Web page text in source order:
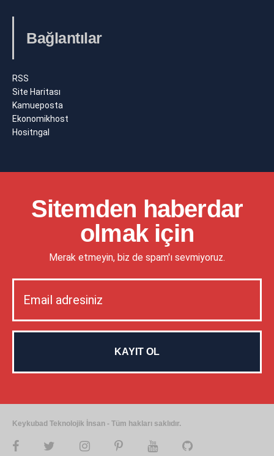
Bağlantılar
RSS
Site Haritası
Kamueposta
Ekonomikhost
Hositngal
Sitemden haberdar
olmak için
Merak etmeyin, biz de spam'ı sevmiyoruz.
Keykubad Teknolojik İnsan - Tüm hakları saklıdır.